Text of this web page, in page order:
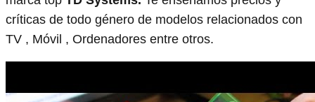
críticas de todo género de modelos relacionados con
TV , Móvil , Ordenadores entre otros.